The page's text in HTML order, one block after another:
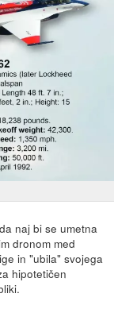
naj bi se umetna
dronom med
in "ubila" svojega
hipotetičen